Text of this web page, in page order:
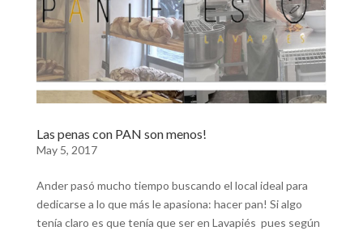
Las penas con PAN son menos!
May 5, 2017
Ander pasó mucho tiempo buscando el local ideal para
dedicarse a lo que más le apasiona: hacer pan! Si algo
tenía claro es que tenía que ser en Lavapiés pues según